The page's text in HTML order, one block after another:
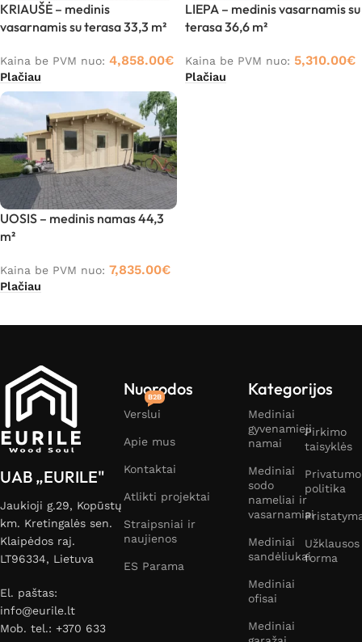
KRIAUŠĖ – medinis
vasarnamis su terasa 33,3 m²
Kaina be PVM nuo: 4,858.00€
Plačiau
LIEPA – medinis vasarnamis su
terasa 36,6 m²
Kaina be PVM nuo: 5,310.00€
Plačiau
UOSIS – medinis namas 44,3
m²
Kaina be PVM nuo: 7,835.00€
Plačiau
UAB „EURILE"
Jaukioji g.29, Kopūstų
km. Kretingalės sen.
Klaipėdos raj.
LT96334, Lietuva
El. paštas:
info@eurile.lt
Mob. tel.: +370 633
Nuorodos
Verslui
B2B
Apie mus
Kontaktai
Atlikti projektai
Straipsniai ir
naujienos
ES Parama
Kategorijos
Mediniai
gyvenamieji
namai
Mediniai
sodo
nameliai ir
vasarnamiai
Mediniai
sandėliukai
Mediniai
ofisai
Mediniai
Pirkimo
taisyklės
Privatumo
politika
Užklausos
forma